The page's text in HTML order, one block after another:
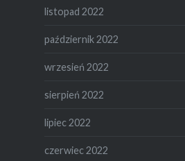
listopad 2022
październik 2022
wrzesień 2022
sierpień 2022
lipiec 2022
czerwiec 2022